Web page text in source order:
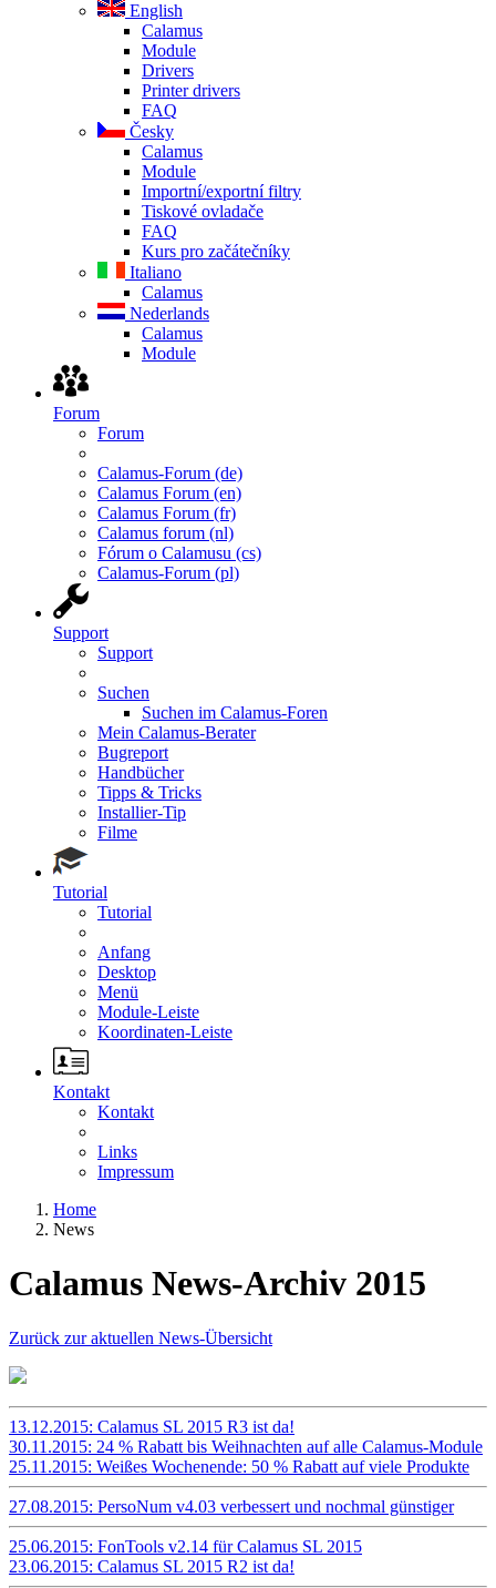
English
Calamus
Module
Drivers
Printer drivers
FAQ
Česky
Calamus
Module
Importní/exportní filtry
Tiskové ovladače
FAQ
Kurs pro začátečníky
Italiano
Calamus
Nederlands
Calamus
Module
Forum
Forum
Calamus-Forum (de)
Calamus Forum (en)
Calamus Forum (fr)
Calamus forum (nl)
Fórum o Calamusu (cs)
Calamus-Forum (pl)
Support
Support
Suchen
Suchen im Calamus-Foren
Mein Calamus-Berater
Bugreport
Handbücher
Tipps & Tricks
Installier-Tip
Filme
Tutorial
Tutorial
Anfang
Desktop
Menü
Module-Leiste
Koordinaten-Leiste
Kontakt
Kontakt
Links
Impressum
Home
News
Calamus News-Archiv 2015
Zurück zur aktuellen News-Übersicht
13.12.2015: Calamus SL 2015 R3 ist da!
30.11.2015: 24 % Rabatt bis Weihnachten auf alle Calamus-Module
25.11.2015: Weißes Wochenende: 50 % Rabatt auf viele Produkte
27.08.2015: PersoNum v4.03 verbessert und nochmal günstiger
25.06.2015: FonTools v2.14 für Calamus SL 2015
23.06.2015: Calamus SL 2015 R2 ist da!